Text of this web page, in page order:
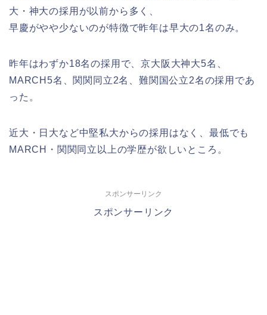
大・神大の採用が以前から多く、
早慶がやや少ないのが特徴で昨年は早大の1名のみ。
昨年はわずか18名の採用で、京大阪大神大5名、
MARCH5名、関関同立2名、難関国公立2名の採用であ
った。
近大・日大など中堅私大からの採用はなく、最低でも
MARCH・関関同立以上の学歴が欲しいところ。
スポンサーリンク
スポンサーリンク